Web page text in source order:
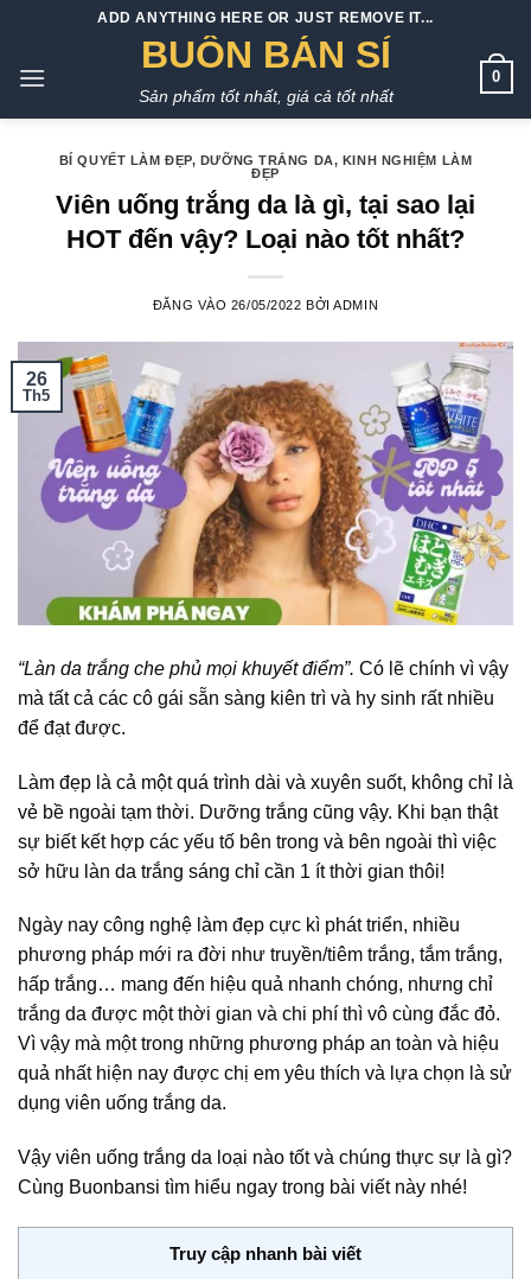
nội
ADD ANYTHING HERE OR JUST REMOVE IT...
BUÔN BÁN SỈ
Sản phẩm tốt nhất, giá cả tốt nhất
0
BÍ QUYẾT LÀM ĐẸP, DƯỠNG TRẮNG DA, KINH NGHIỆM LÀM
ĐẸP
Viên uống trắng da là gì, tại sao lại
HOT đến vậy? Loại nào tốt nhất?
ĐĂNG VÀO 26/05/2022 BỞIADMIN
26
Th5
“Làn da trắng che phủ mọi khuyết điểm”. Có lẽ chính vì vậy
mà tất cả các cô gái sẵn sàng kiên trì và hy sinh rất nhiều
để đạt được.
Làm đẹp là cả một quá trình dài và xuyên suốt, không chỉ là
vẻ bề ngoài tạm thời. Dưỡng trắng cũng vậy. Khi bạn thật
sự biết kết hợp các yếu tố bên trong và bên ngoài thì việc
sở hữu làn da trắng sáng chỉ cần 1 ít thời gian thôi!
Ngày nay công nghệ làm đẹp cực kì phát triển, nhiều
phương pháp mới ra đời như truyền/tiêm trắng, tắm trắng,
hấp trắng… mang đến hiệu quả nhanh chóng, nhưng chỉ
trắng da được một thời gian và chi phí thì vô cùng đắc đỏ.
Vì vậy mà một trong những phương pháp an toàn và hiệu
quả nhất hiện nay được chị em yêu thích và lựa chọn là sử
dụng viên uống trắng da.
Vậy viên uống trắng da loại nào tốt và chúng thực sự là gì?
Cùng Buonbansi tìm hiểu ngay trong bài viết này nhé!
Truy cập nhanh bài viết